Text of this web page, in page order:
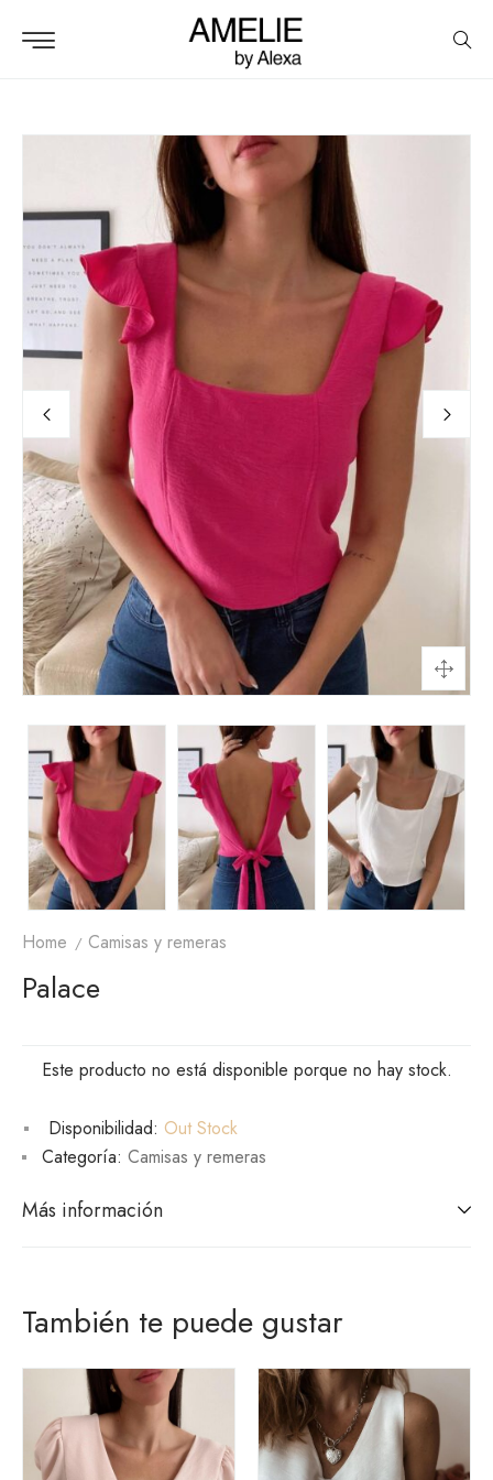
Home Camisas y remeras
Palace
Este producto no está disponible porque no hay stock.
Disponibilidad: Out Stock
Categoría: Camisas y remeras
Más información
También te puede gustar